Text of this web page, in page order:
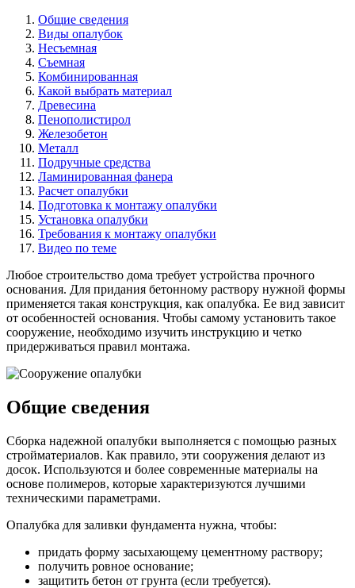
Общие сведения
Виды опалубок
Несъемная
Съемная
Комбинированная
Какой выбрать материал
Древесина
Пенополистирол
Железобетон
Металл
Подручные средства
Ламинированная фанера
Расчет опалубки
Подготовка к монтажу опалубки
Установка опалубки
Требования к монтажу опалубки
Видео по теме
Любое строительство дома требует устройства прочного
основания. Для придания бетонному раствору нужной формы
применяется такая конструкция, как опалубка. Ее вид зависит
от особенностей основания. Чтобы самому установить такое
сооружение, необходимо изучить инструкцию и четко
придерживаться правил монтажа.
Общие сведения
Сборка надежной опалубки выполняется с помощью разных
стройматериалов. Как правило, эти сооружения делают из
досок. Используются и более современные материалы на
основе полимеров, которые характеризуются лучшими
техническими параметрами.
Опалубка для заливки фундамента нужна, чтобы:
придать форму засыхающему цементному раствору;
получить ровное основание;
защитить бетон от грунта (если требуется).